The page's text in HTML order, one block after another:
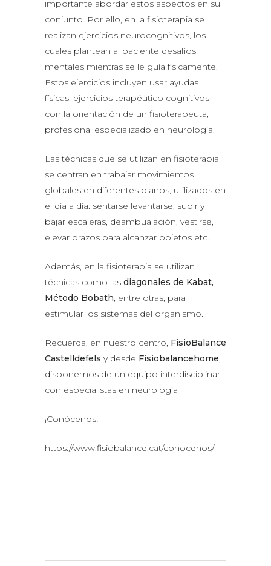
importante abordar estos aspectos en su
conjunto. Por ello, en la fisioterapia se
realizan ejercicios neurocognitivos, los
cuales plantean al paciente desafíos
mentales mientras se le guía físicamente.
Estos ejercicios incluyen usar ayudas
físicas, ejercicios terapéutico cognitivos
con la orientación de un fisioterapeuta,
profesional especializado en neurología.
Las técnicas que se utilizan en fisioterapia
se centran en trabajar movimientos
globales en diferentes planos, utilizados en
el día a día: sentarse levantarse, subir y
bajar escaleras, deambualación, vestirse,
elevar brazos para alcanzar objetos etc.
Además, en la fisioterapia se utilizan
técnicas como las diagonales de Kabat,
Método Bobath, entre otras, para
estimular los sistemas del organismo.
Recuerda, en nuestro centro, FisioBalance
Castelldefels y desde Fisiobalancehome,
disponemos de un equipo interdisciplinar
con especialistas en neurología
¡Conócenos!
https://www.fisiobalance.cat/conocenos/